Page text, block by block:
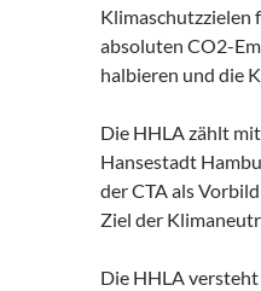
Klimaschutzzielen
absoluten CO2-
halbieren und die
Die HHLA zählt
Hansestadt
der CTA als
Ziel der
Die HHLA